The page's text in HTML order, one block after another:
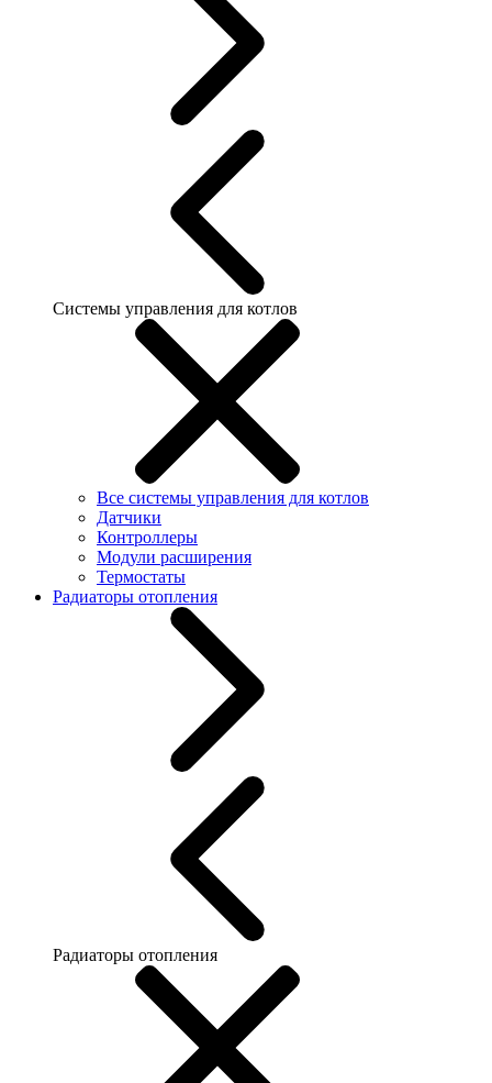
Системы управления для котлов
Все системы управления для котлов
Датчики
Контроллеры
Модули расширения
Термостаты
Радиаторы отопления
Радиаторы отопления